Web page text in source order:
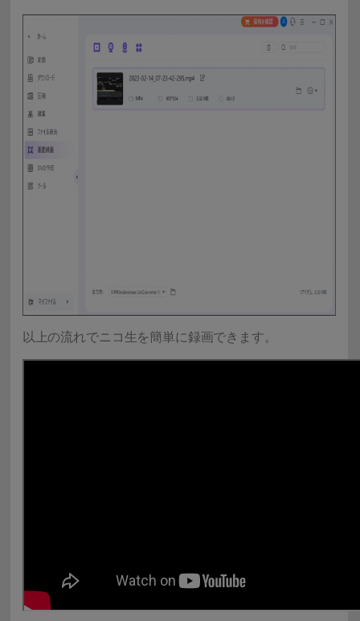
以上の流れでニコ生を簡単に録画できます。